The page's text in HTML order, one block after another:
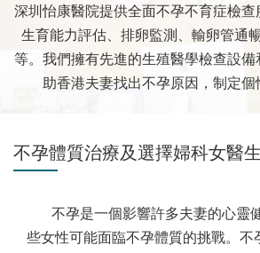
深圳怡康醫院提供全面不孕不育症檢
生育能力評估、排卵監測、輸卵管通
等。我們擁有先進的生殖醫學檢查設
助香港夫妻找出不孕原因，制定個
不孕體質治療及選擇婦科女醫
不孕是一個影響許多夫妻的心靈
些女性可能面臨不孕體質的挑戰。不